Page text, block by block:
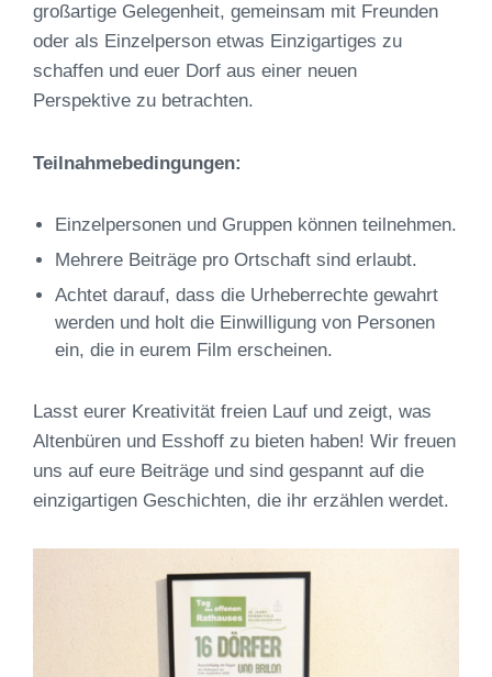
großartige Gelegenheit, gemeinsam mit Freunden
oder als Einzelperson etwas Einzigartiges zu
schaffen und euer Dorf aus einer neuen
Perspektive zu betrachten.
Teilnahmebedingungen:
Einzelpersonen und Gruppen können teilnehmen.
Mehrere Beiträge pro Ortschaft sind erlaubt.
Achtet darauf, dass die Urheberrechte gewahrt
werden und holt die Einwilligung von Personen
ein, die in eurem Film erscheinen.
Lasst eurer Kreativität freien Lauf und zeigt, was
Altenbüren und Esshoff zu bieten haben! Wir freuen
uns auf eure Beiträge und sind gespannt auf die
einzigartigen Geschichten, die ihr erzählen werdet.